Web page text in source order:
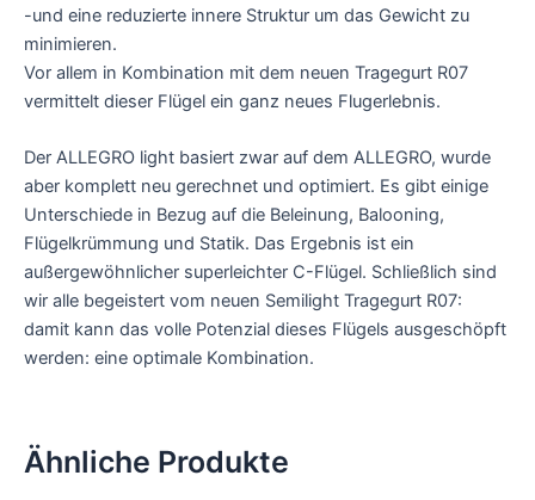
-und eine reduzierte innere Struktur um das Gewicht zu
minimieren.
Vor allem in Kombination mit dem neuen Tragegurt R07
vermittelt dieser Flügel ein ganz neues Flugerlebnis.
Der ALLEGRO light basiert zwar auf dem ALLEGRO, wurde
aber komplett neu gerechnet und optimiert. Es gibt einige
Unterschiede in Bezug auf die Beleinung, Balooning,
Flügelkrümmung und Statik. Das Ergebnis ist ein
außergewöhnlicher superleichter C-Flügel. Schließlich sind
wir alle begeistert vom neuen Semilight Tragegurt R07:
damit kann das volle Potenzial dieses Flügels ausgeschöpft
werden: eine optimale Kombination.
Ähnliche Produkte